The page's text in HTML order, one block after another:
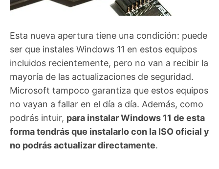
Esta nueva apertura tiene una condición: puede
ser que instales Windows 11 en estos equipos
incluidos recientemente, pero no van a recibir la
mayoría de las actualizaciones de seguridad.
Microsoft tampoco garantiza que estos equipos
no vayan a fallar en el día a día. Además, como
podrás intuir, para instalar Windows 11 de esta
forma tendrás que instalarlo con la ISO oficial y
no podrás actualizar directamente.